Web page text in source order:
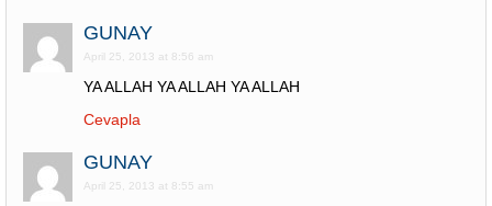
GUNAY
April 25, 2013 at 8:56 am
YA ALLAH YA ALLAH YA ALLAH
Cevapla
GUNAY
April 25, 2013 at 8:55 am